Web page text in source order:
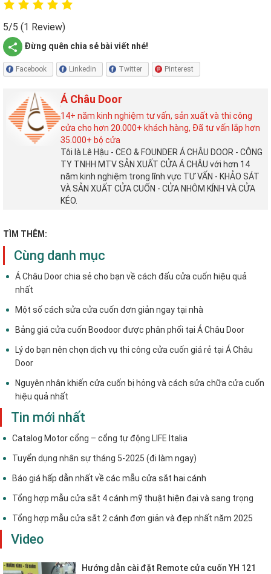
5/5 (1 Review)
Đừng quên chia sẻ bài viết nhé!
Facebook Linkedin Twitter Pinterest
Á Châu Door
14+ năm kinh nghiệm tư vấn, sản xuất và thi công
cửa cho hơn 20.000+ khách hàng, Đã tư vấn lắp hơn
35.000+ bộ cửa
Tôi là Lê Hậu - CEO & FOUNDER Á CHÂU DOOR - CÔNG
TY TNHH MTV SẢN XUẤT CỬA Á CHÂU với hơn 14
năm kinh nghiệm trong lĩnh vực TƯ VẤN - KHẢO SÁT
VÀ SẢN XUẤT CỬA CUỐN - CỬA NHÔM KÍNH VÀ CỬA
KÉO.
TÌM THÊM:
Cùng danh mục
Á Châu Door chia sẻ cho bạn về cách đấu cửa cuốn hiệu quả
nhất
Một số cách sửa cửa cuốn đơn giản ngay tại nhà
Bảng giá cửa cuốn Boodoor được phân phối tại Á Châu Door
Lý do bạn nên chọn dịch vụ thi công cửa cuốn giá rẻ tại Á Châu
Door
Nguyên nhân khiến cửa cuốn bị hỏng và cách sửa chữa cửa cuốn
hiệu quả nhất
Tin mới nhất
Catalog Motor cổng – cổng tự động LIFE Italia
Tuyển dụng nhân sự tháng 5-2025 (đi làm ngay)
Báo giá hấp dẫn nhất về các mẫu cửa sắt hai cánh
Tổng hợp mẫu cửa sắt 4 cánh mỹ thuật hiện đại và sang trọng
Tổng hợp mẫu cửa sắt 2 cánh đơn giản và đẹp nhất năm 2025
Video
Hướng dẫn cài đặt Remote cửa cuốn YH 121